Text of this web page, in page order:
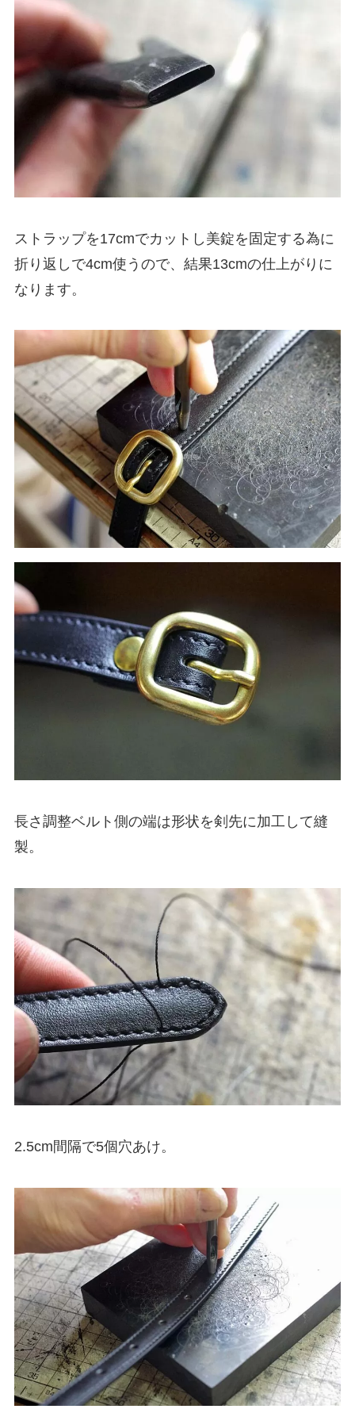
ストラップを17cmでカットし美錠を固定する為に
折り返しで4cm使うので、結果13cmの仕上がりに
なります。
長さ調整ベルト側の端は形状を剣先に加工して縫
製。
2.5cm間隔で5個穴あけ。